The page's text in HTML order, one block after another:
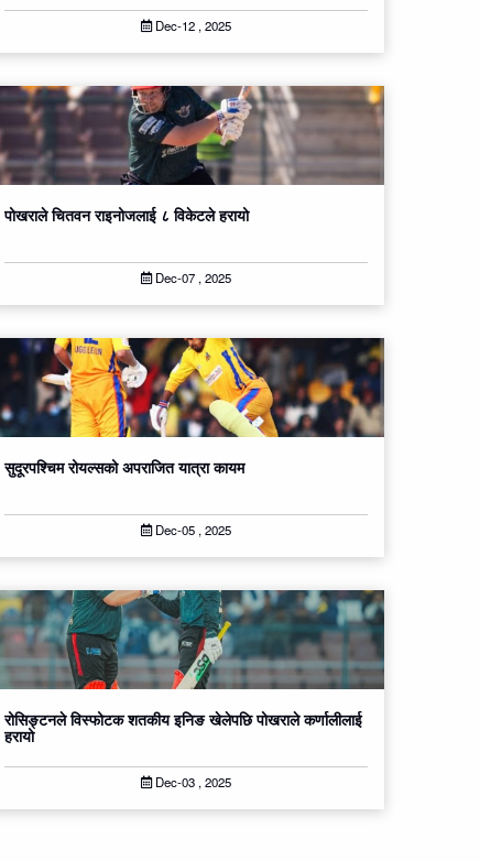
Dec-12 , 2025
पोखराले चितवन राइनोजलाई ८ विकेटले ह​रायो
Dec-07 , 2025
सुदूरपश्चिम रोयल्सको अपराजित यात्रा कायम
Dec-05 , 2025
रोसिङ्टनले विस्फोटक शतकीय इनिङ खेलेपछि पोखराले कर्णालीलाई
ह​रायो
Dec-03 , 2025